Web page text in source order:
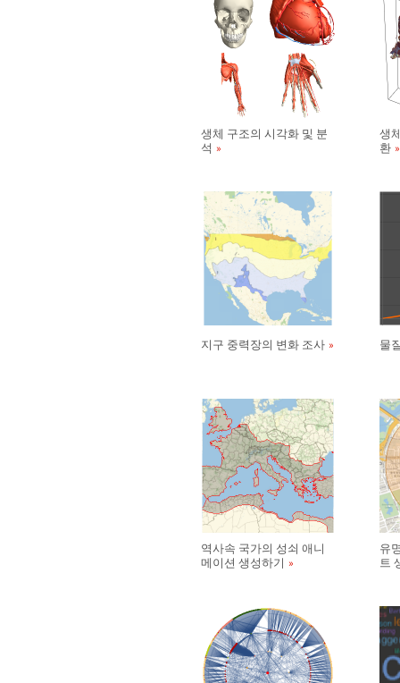
생체 구조의 시각화 및 분
석
생
환
지구 중력장의 변화 조사 물
역사속 국가의 성쇠 애니
메이션 생성하기
유
트